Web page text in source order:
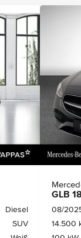
Diesel
SUV
GLB
08/
14.500